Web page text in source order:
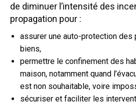
de diminuer l’intensité des
propagation pour :
assurer une auto-protection des
biens,
permettre le confinement des
maison, notamment quand
est non souhaitable, voire
sécuriser et faciliter les